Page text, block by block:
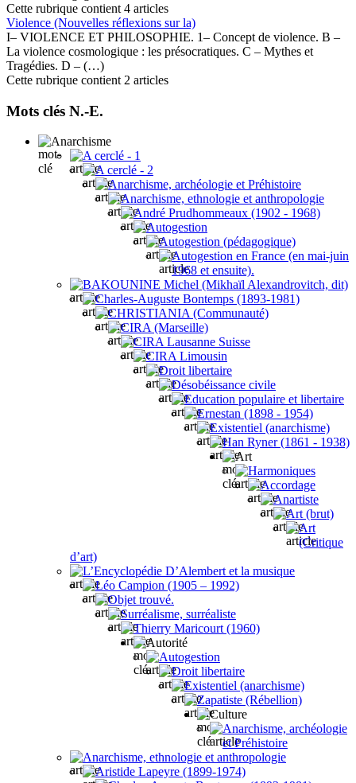
Cette rubrique contient 4 articles
Violence (Nouvelles réflexions sur la)
I– VIOLENCE ET PHILOSOPHIE. 1– Concept de violence. B –
La violence cosmologique : les présocratiques. C – Mythes et
Tragédies. D – (…)
Cette rubrique contient 2 articles
Mots clés N.-E.
Anarchisme
A cerclé - 1
A cerclé - 2
Anarchisme, archéologie et Préhistoire
Anarchisme, ethnologie et anthropologie
André Prudhommeaux (1902 - 1968)
Autogestion
Autogestion (pédagogique)
Autogestion en France (en mai-juin
1968 et ensuite).
BAKOUNINE Michel (Mikhaïl Alexandrovitch, dit)
Charles-Auguste Bontemps (1893-1981)
CHRISTIANIA (Communauté)
CIRA (Marseille)
CIRA Lausanne Suisse
CIRA Limousin
Droit libertaire
Désobéissance civile
Education populaire et libertaire
Ernestan (1898 - 1954)
Existentiel (anarchisme)
Han Ryner (1861 - 1938)
Art
Harmoniques
Accordage
Anartiste
Art (brut)
Art
(Critique
d’art)
L’Encyclopédie D’Alembert et la musique
Léo Campion (1905 – 1992)
Objet trouvé.
Surréalisme, surréaliste
Thierry Maricourt (1960)
Autorité
Autogestion
Droit libertaire
Existentiel (anarchisme)
Zapatiste (Rébellion)
Culture
Anarchisme, archéologie
et Préhistoire
Anarchisme, ethnologie et anthropologie
Aristide Lapeyre (1899-1974)